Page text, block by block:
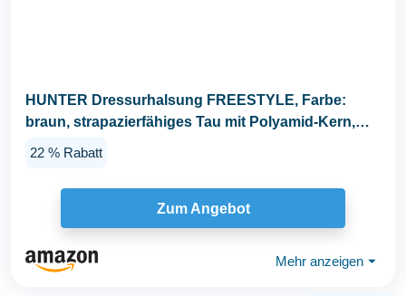
HUNTER Dressurhalsung FREESTYLE, Farbe:
braun, strapazierfähiges Tau mit Polyamid-Kern,
22 % Rabatt
Zum Angebot
Mehr anzeigen ⏷